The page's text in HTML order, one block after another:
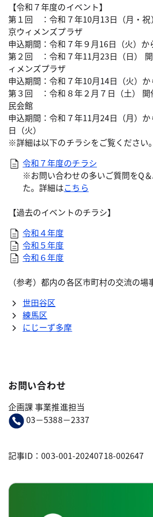
【令和７年度のイベント】
第１回 ：令和７年10月13日（月・
京ウィメンズプラザ
申込期間：令和７年９月16日（火）か
第２回 ：令和７年11月23日（日）
ィメンズプラザ
申込期間：令和７年10月14日（火）か
第３回 ：令和８年２月７日（土）
民会館
申込期間：令和７年11月24日（月）か
日（火）
※詳細は以下のチラシをご覧ください。
令和７年度のチラシ
※お問い合わせの多いご質問をQ
た。詳細はこちら
【過去のイベントのチラシ】
令和４年度
令和５年度
令和６年度
（参考）都内の各区市町村の交流の場
世田谷区
練馬区
にじーず多摩
お問い合わせ
企画課 事業推進担当
03－5388－2337
記事ID：003-001-20240718-002647